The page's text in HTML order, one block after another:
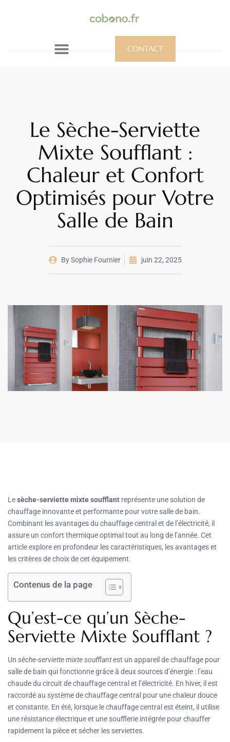
CONTACT
Le Sèche-Serviette
Mixte Soufflant :
Chaleur et Confort
Optimisés pour Votre
Salle de Bain
BySophie Fournier juin 22, 2025
Lesèche-serviette mixte soufflant représente une solution de
chauffage innovante et performante pour votre salle de bain.
Combinant les avantages du chauffage central et de l’électricité, il
assure un confort thermique optimal tout au long de l’année. Cet
article explore en profondeur les caractéristiques, les avantages et
les critères de choix de cet équipement.
Contenus de la page
Qu’est-ce qu’un Sèche-
Serviette Mixte Soufflant ?
Un sèche-serviette mixte soufflantest un appareil de chauffage pour
salle de bain qui fonctionne grâce à deux sources d’énergie : l’eau
chaude du circuit de chauffage central et l’électricité. En hiver, il est
raccordé au système de chauffage central pour une chaleur douce
et constante. En été, lorsque le chauffage central est éteint, il utilise
une résistance électrique et une soufflerie intégrée pour chauffer
rapidement la pièce et sécher les serviettes.